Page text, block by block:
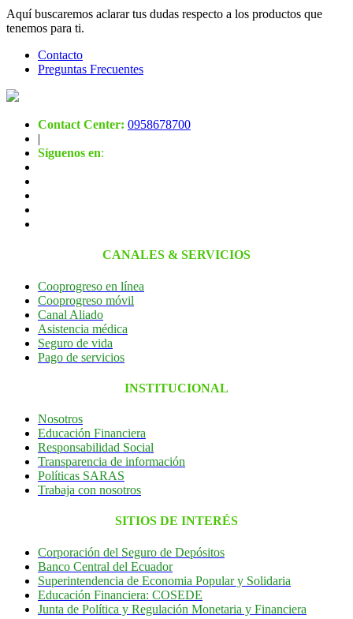
Aquí buscaremos aclarar tus dudas respecto a los productos que
tenemos para ti.
Contacto
Preguntas Frecuentes
Contact Center: 0958678700
|
Síguenos en:
CANALES & SERVICIOS
Cooprogreso en línea
Cooprogreso móvil
Canal Aliado
Asistencia médica
Seguro de vida
Pago de servicios
INSTITUCIONAL
Nosotros
Educación Financiera
Responsabilidad Social
Transparencia de información
Políticas SARAS
Trabaja con nosotros
SITIOS DE INTERÉS
Corporación del Seguro de Depósitos
Banco Central del Ecuador
Superintendencia de Economia Popular y Solidaria
Educación Financiera: COSEDE
Junta de Política y Regulación Monetaria y Financiera